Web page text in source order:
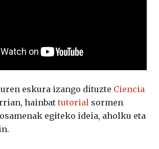
eskura izango dituzte Ciencia
hainbat tutorial sormen
egiteko ideia, aholku eta